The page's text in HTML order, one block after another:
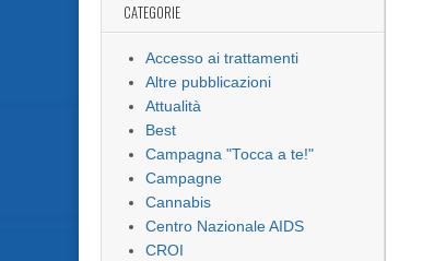
CATEGORIE
Accesso ai trattamenti
Altre pubblicazioni
Attualità
Best
Campagna "Tocca a te!"
Campagne
Cannabis
Centro Nazionale AIDS
CROI